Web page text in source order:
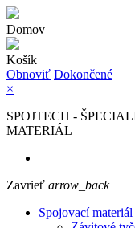
Domov
Košík
Obnoviť Dokončené
×
SPOJTECH -
MATERIÁL
Zavrieť arrow_back
Spojovací materiál